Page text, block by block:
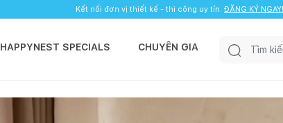
Kết nối đơn vị thiết kế - thi công uy tín. ĐĂNG KÝ NGAY!
HAPPYNEST SPECIALS CHUYÊN GIA